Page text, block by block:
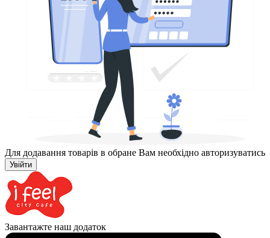
Для додавання товарів в обране Вам необхідно авторизуватись
Увійти
Завантажте наш додаток